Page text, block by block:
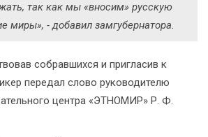
так как мы «вносим» русскую
миры», - добавил замгубернатора.
собравшихся и пригласив к
передал слово руководителю
центра «ЭТНОМИР» Р. Ф.